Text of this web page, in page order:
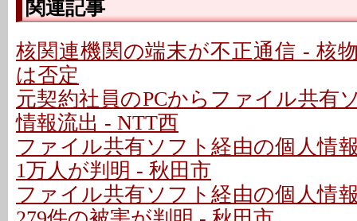
関連記事
核関連機関の端末が不正通信 - 核
は否定
元契約社員のPCからファイル共有
情報流出 - NTT西
ファイル共有ソフト経由の個人情
1万人が判明 - 秋田市
ファイル共有ソフト経由の個人情